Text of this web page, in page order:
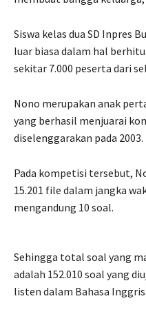
Siswa kelas dua SD Inpres
luar biasa dalam hal
sekitar 7.000 peserta dari
Nono merupakan anak
yang berhasil menjuarai
diselenggarakan pada 2003.
Pada kompetisi tersebut,
15.201 file dalam jangka
mengandung 10 soal.
Sehingga total soal yang
adalah 152.010 soal yang
listen dalam Bahasa Inggris.